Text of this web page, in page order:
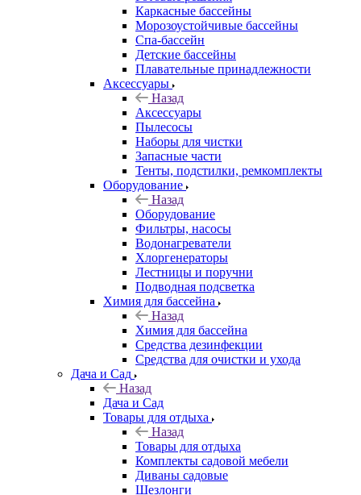
Каркасные бассейны
Морозоустойчивые бассейны
Спа-бассейн
Детские бассейны
Плавательные принадлежности
Аксессуары
Назад
Аксессуары
Пылесосы
Наборы для чистки
Запасные части
Тенты, подстилки, ремкомплекты
Оборудование
Назад
Оборудование
Фильтры, насосы
Водонагреватели
Хлоргенераторы
Лестницы и поручни
Подводная подсветка
Химия для бассейна
Назад
Химия для бассейна
Средства дезинфекции
Средства для очистки и ухода
Дача и Сад
Назад
Дача и Сад
Товары для отдыха
Назад
Товары для отдыха
Комплекты садовой мебели
Диваны садовые
Шезлонги